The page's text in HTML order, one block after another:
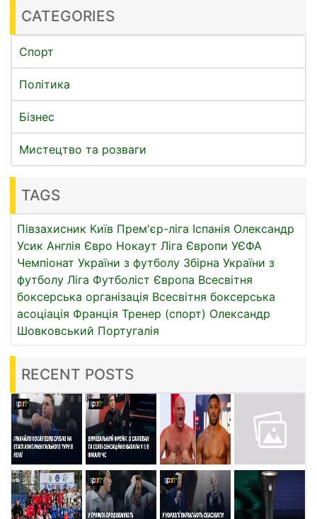
CATEGORIES
Спорт
Політика
Бізнес
Мистецтво та розваги
TAGS
Півзахисник Київ Прем'єр-ліга Іспанія Олександр
Усик Англія Євро Нокаут Ліга Європи УЄФА
Чемпіонат України з футболу Збірна України з
футболу Ліга Футболіст Європа Всесвітня
боксерська організація Всесвітня боксерська
асоціація Франція Тренер (спорт) Олександр
Шовковський Португалія
RECENT POSTS